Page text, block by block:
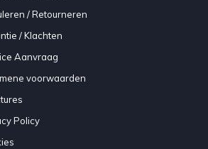
/ Retourneren
/ Klachten
Aanvraag
voorwaarden
Policy